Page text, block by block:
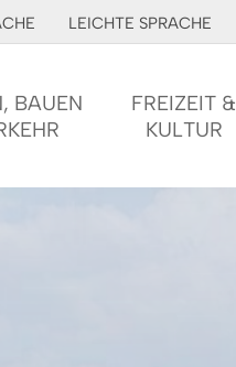
LEICHTE SPRACHE
BAUEN
FREIZEIT &
KULTUR